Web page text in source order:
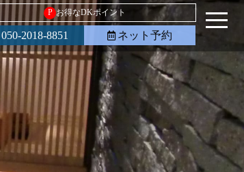
P お得なDKポイント
050-2018-8851 ネット予約